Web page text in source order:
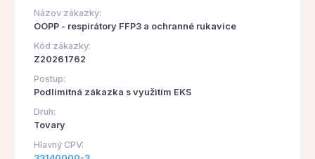
Názov zákazky:
OOPP - respirátory FFP3 a ochranné rukavice
Kód zákazky:
Z20261762
Postup:
Podlimitná zákazka s využitím EKS
Druh:
Tovary
Hlavný CPV: